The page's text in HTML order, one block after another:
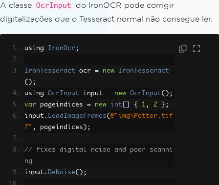
A classe OcrInput
do IronOCR pode corrigir
digitalizações que o Tesseract normal não consegue ler.
using IronOcr ;
IronTesseract ocr = new
IronTesseract
();
using OcrInput input = new OcrInput();
var pageindices = new int { 1, 2
};
input . LoadImageFrames( @"img\Potter.tif
f" , pageindices );
// fixes digital noise and poor scanni
ng
input . DeNoise();